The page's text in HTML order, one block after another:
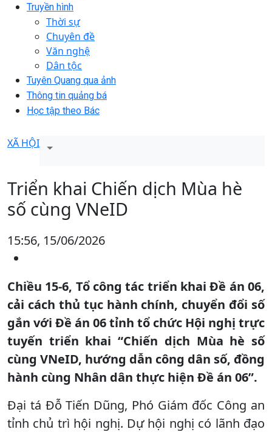
Truyền hình
Thời sự
Chuyên đề
Văn nghệ
Dân tộc
Tuyên Quang qua ảnh
Thông tin quảng bá
Học tập theo Bác
XÃ HỘI
Triển khai Chiến dịch Mùa hè
số cùng VNeID
15:56, 15/06/2026
Chiều 15-6, Tổ công tác triển khai Đề án 06,
cải cách thủ tục hành chính, chuyển đổi số
gắn với Đề án 06 tỉnh tổ chức Hội nghị trực
tuyến triển khai “Chiến dịch Mùa hè số
cùng VNeID, hướng dẫn công dân số, đồng
hành cùng Nhân dân thực hiện Đề án 06”.
Đại tá Đỗ Tiến Dũng, Phó Giám đốc Công an
tỉnh chủ trì hội nghị. Dự hội nghị có lãnh đạo